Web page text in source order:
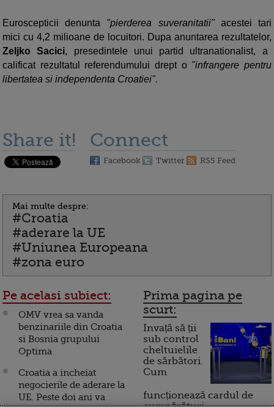
Euroscepticii denunta "pierderea suveranitatii"acestei tari
mici cu 4,2 milioane de locuitori. Dupa anuntarea rezultatelor,
Zeljko Sacici, presedintele unui partid ultranationalist, a
calificat rezultatul referendumului drept o "infrangere pentru
libertatea si independenta Croatiei".
Share it! Connect
Facebook Twitter RSS Feed
Mai multe despre:
#Croatia
#aderare la UE
#Uniunea Europeana
#zona euro
Pe acelasi subiect:
OMV vrea sa vanda
benzinariile din Croatia
si Bosnia grupului
Optima
Croatia a incheiat
negocierile de aderare la
UE. Peste doi ani va
Prima pagina pe
scurt:
Invață să ții
sub control
cheltuielile
de sărbători.
Cum
funcționează cardul de